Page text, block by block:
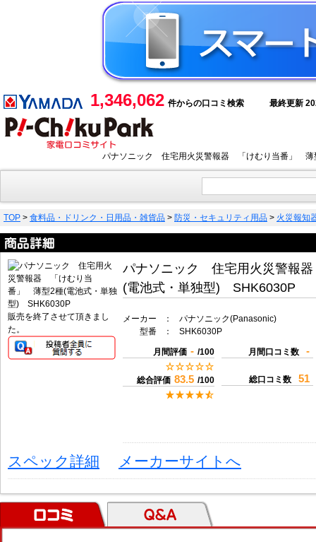
1,346,062 件からの口コミ検索 最終更新
パナソニック 住宅用火災警報器 「けむり当番」 薄
TOP > 食料品・ドリンク・日用品・雑貨品 > 防災・セキュリティ用品 > 火災報知
販売を終了させて頂きまし
た。
パナソニック 住宅用火災警報
(電池式・単独型) SHK6030P
メーカー ：
パナソニック(Panasonic)
型番
： SHK6030P
月間評価 - /100
総合評価 83.5 /100
月間口コミ数 -
総口コミ数 51
スペック詳細 メーカーサイトへ